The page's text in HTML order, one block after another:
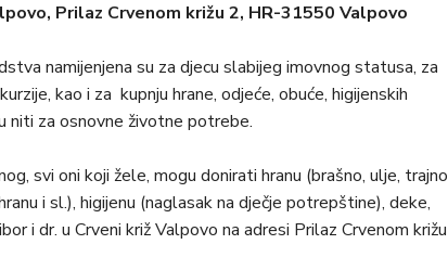
Prilaz Crvenom križu 2, HR-31550 Valpovo
namijenjena su za djecu slabijeg imovnog statusa, za
kao i za kupnju hrane, odjeće, obuće, higijenskih
niti za osnovne životne potrebe.
svi oni koji žele, mogu donirati hranu (brašno, ulje, trajno
i sl.), higijenu (naglasak na dječje potrepštine), deke,
i dr. u Crveni križ Valpovo na adresi Prilaz Crvenom križu